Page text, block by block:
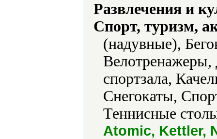
Развлечения и
Спорт, туризм,
(надувные),
Велотренажеры,
спортзала,
Снегокаты,
Теннисные
Atomic, Kettler,